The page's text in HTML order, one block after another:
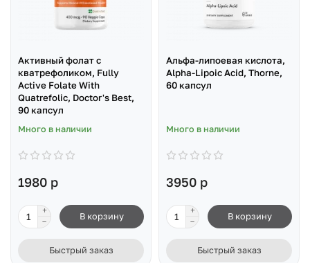
Активный фолат с
кватрефоликом, Fully
Active Folate With
Quatrefolic, Doctor's Best,
90 капсул
Много в наличии
1980 р
В корзину
Быстрый заказ
Альфа-липоевая кислота,
Alpha-Lipoic Acid, Thorne,
60 капсул
Много в наличии
3950 р
В корзину
Быстрый заказ